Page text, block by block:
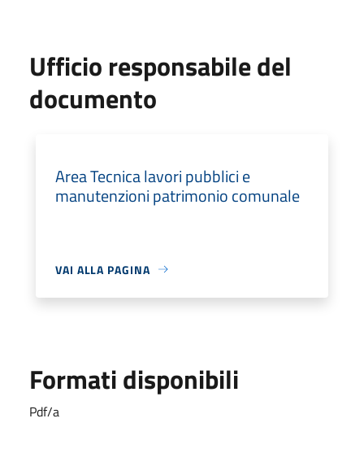
Ufficio responsabile del
documento
Area Tecnica lavori pubblici e
manutenzioni patrimonio comunale
VAI ALLA PAGINA
Formati disponibili
Pdf/a